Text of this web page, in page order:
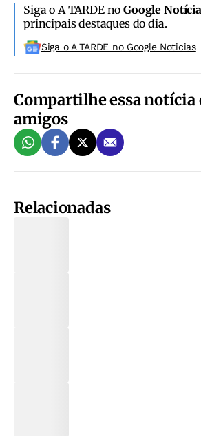
Siga o A TARDE noGoogle
principais destaques do dia.
Siga o A TARDE no Google Noticias
Compartilhe essa notícia
amigos
Relacionadas